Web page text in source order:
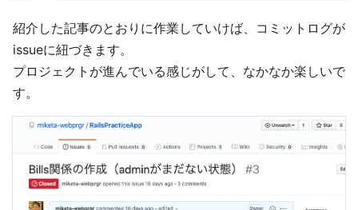
紹介した記事のとおりに作業していけば、コミットログが
issueに紐づきます。
プロジェクトが進んでいる感じがして、なかなか楽しいで
す。